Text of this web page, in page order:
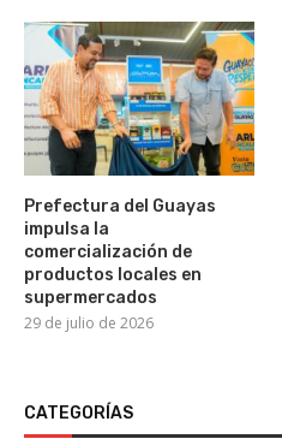
Prefectura del Guayas
impulsa la
comercialización de
productos locales en
supermercados
29 de julio de 2026
CATEGORÍAS